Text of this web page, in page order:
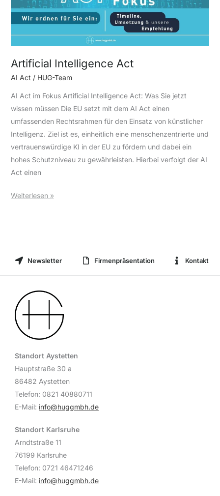
Artificial Intelligence Act
AI Act / HUG-Team
AI Act im Fokus Artificial Intelligence Act: Was Sie jetzt
wissen müssen Die EU setzt mit dem AI Act einen
umfassenden Rechtsrahmen für den Einsatz von künstlicher
Intelligenz. Ziel ist es, einheitlich eine menschenzentrierte und
vertrauenswürdige KI in der EU zu fördern und dabei ein
hohes Schutzniveau zu gewährleisten. Hierbei verfolgt der AI
Act einen
Weiterlesen »
Newsletter Firmenpräsentation Kontakt
Standort Aystetten
Hauptstraße 30 a
86482 Aystetten
Telefon: 0821 40880711
E-Mail: info@huggmbh.de
Standort Karlsruhe
Arndtstraße 11
76199 Karlsruhe
Telefon: 0721 46471246
E-Mail: info@huggmbh.de